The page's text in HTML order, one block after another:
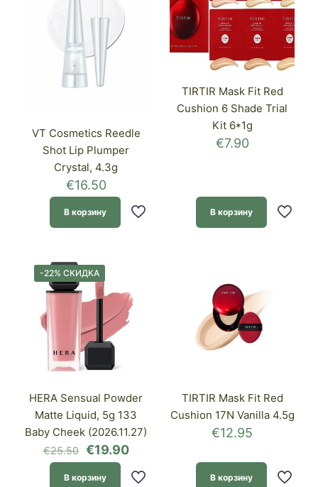
VT Cosmetics Reedle
Shot Lip Plumper
Crystal, 4.3g
€16.50
В корзину
TIRTIR Mask Fit Red
Cushion 6 Shade Trial
Kit 6*1g
€7.90
В корзину
-22% СКИДКА
HERA Sensual Powder
Matte Liquid, 5g 133
Baby Cheek (2026.11.27)
€25.50
Первоначальная
цена
составляла
€19.90Текущая
€19.90.
В корзину
TIRTIR Mask Fit Red
Cushion 17N Vanilla 4.5g
€12.95
В корзину